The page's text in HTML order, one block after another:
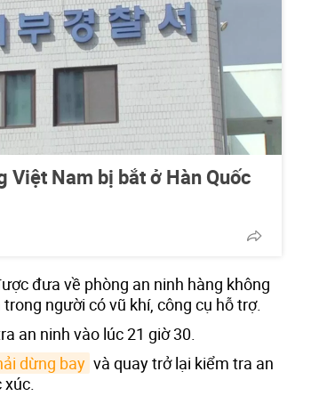
Việt Nam bị bắt ở Hàn Quốc
đưa về phòng an ninh hàng không
người có vũ khí, công cụ hỗ trợ.
an ninh vào lúc 21 giờ 30.
dừng bay và quay trở lại kiểm tra an
xúc.